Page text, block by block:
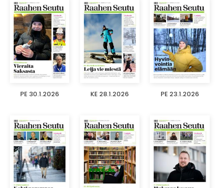
PE 30.1.2026 KE 28.1.2026 PE 23.1.2026